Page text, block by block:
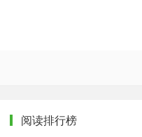
阅读排行榜